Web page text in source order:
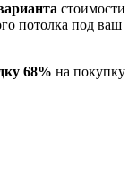
стоимости
потолка под ваш
68% на покупку